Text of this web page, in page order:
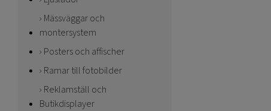
Mässväggar och
montersystem
Posters och affischer
Ramar till fotobilder
Reklamställ och
Butikdisplayer